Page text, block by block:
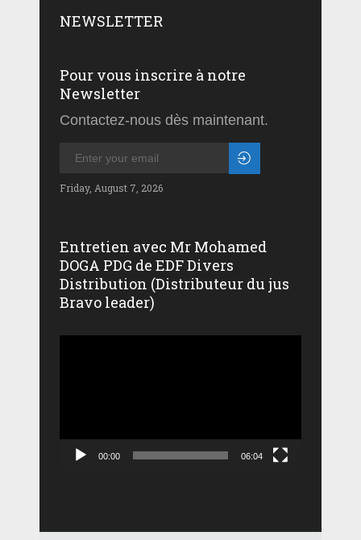
NEWSLETTER
Pour vous inscrire à notre
Newsletter
Contactez-nous dès maintenant.
Friday, August 7, 2026
Entretien avec Mr Mohamed
DOGA PDG de EDF Divers
Distribution (Distributeur du jus
Bravo leader)
00:00 06:04